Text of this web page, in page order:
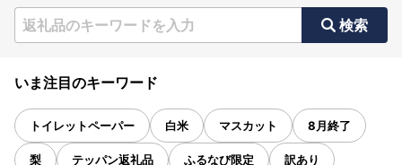
検索
いま注目のキーワード
トイレットペーパー 白米 マスカット 8月終了
梨 テッパン返礼品 ふるなび限定 訳あり